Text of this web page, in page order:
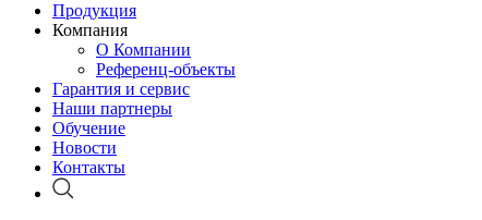
Продукция
Компания
О Компании
Референц-объекты
Гарантия и сервис
Наши партнеры
Обучение
Новости
Контакты